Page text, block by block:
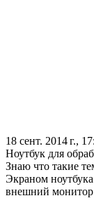
18 сент. 2014 г.,
Ноутбук для
Знаю что такие
Экраном
внешний